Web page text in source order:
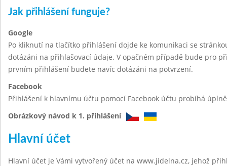
Jak přihlášení funguje?
Google
Po kliknutí na tlačítko přihlášení dojde ke komunikaci se
dotázáni na přihlašovací údaje. V opačném případě bude pro
prvním přihlášení budete navíc dotázáni na potvrzení.
Facebook
Přihlášení k hlavnímu účtu pomocí Facebook účtu probíhá
Obrázkový návod k 1. přihlášení
Hlavní účet
Hlavní účet je Vámi vytvořený účet na www.jidelna.cz, jehož